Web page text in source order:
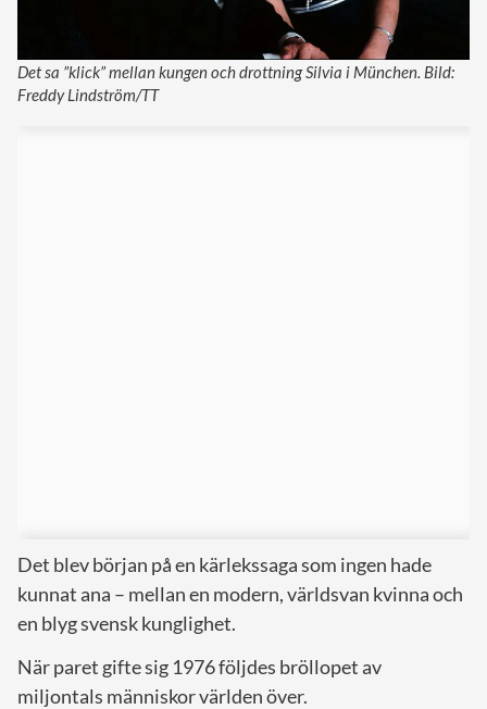
Det sa ”klick” mellan kungen och drottning Silvia i München. Bild:
Freddy Lindström/TT
Det blev början på en kärlekssaga som ingen hade
kunnat ana – mellan en modern, världsvan kvinna och
en blyg svensk kunglighet.
När paret gifte sig 1976 följdes bröllopet av
miljontals människor världen över.